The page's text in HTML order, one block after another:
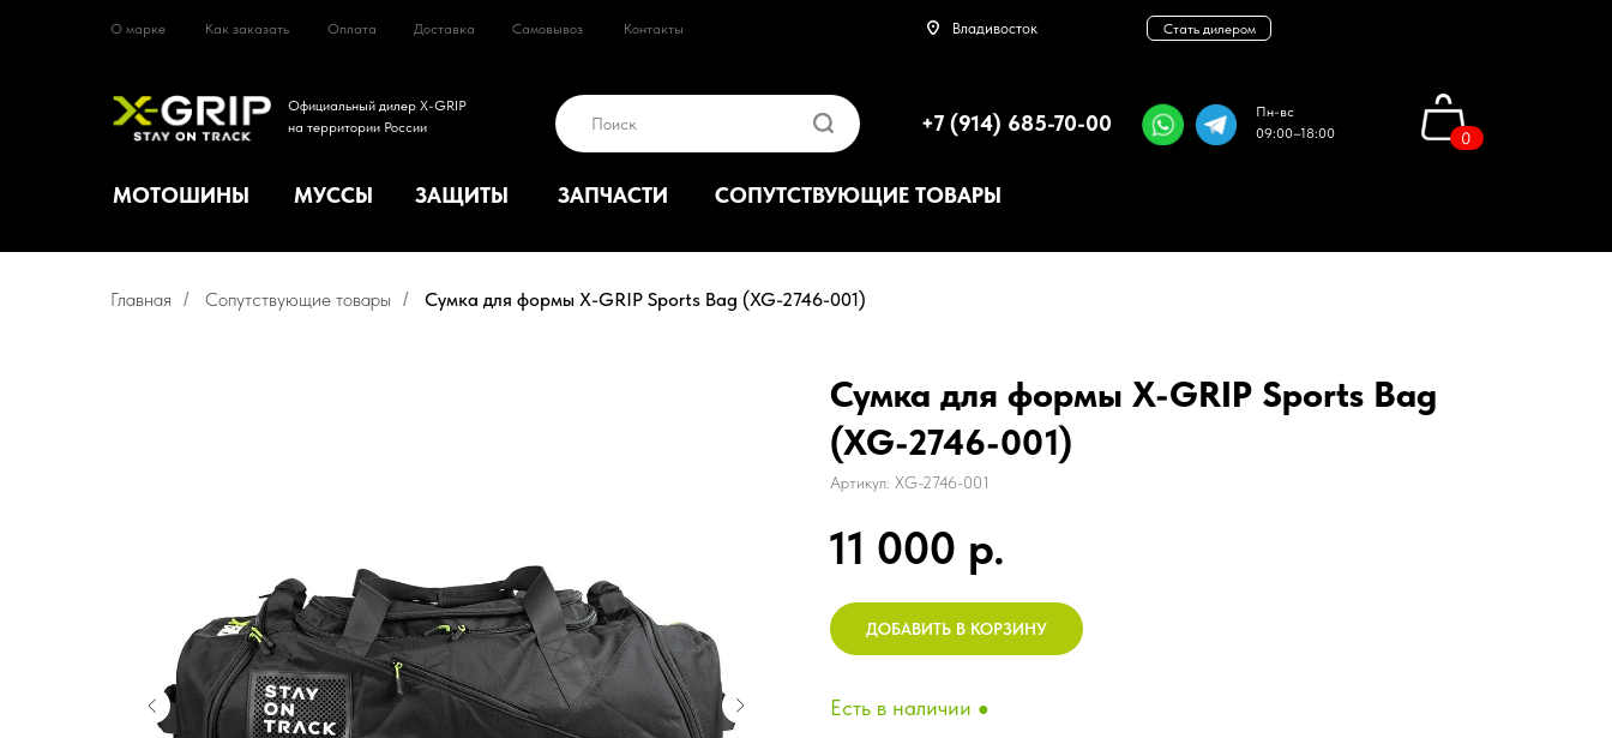
Владивосток
МОТОШИНЫ МУССЫ ЗАЩИТЫ ЗАПЧАСТИ ЭКИПИРОВКА +7 (914) 685-70-00
МОТОШИНЫ МУССЫ ЗАЩИТЫ ЗАПЧАСТИ СОПУТСТВУЮЩИЕ ТОВАРЫ
О марке Владивосток
Как заказать Оплата Самовывоз
+7 (914) 685-70-00
Пн-вс
09:00–18:00
Контакты
Доставка
Официальный дилер X-GRIP
на территории России
Поиск
Стать дилером
0
Главная / Сопутствующие товары / Сумка для формы X-GRIP Sports Bag (XG-2746-001)
Сумка для формы X-GRIP Sports Bag
(XG-2746-001)
Артикул: XG-2746-001
11 000 р.
ДОБАВИТЬ В КОРЗИНУ
Есть в наличии ●